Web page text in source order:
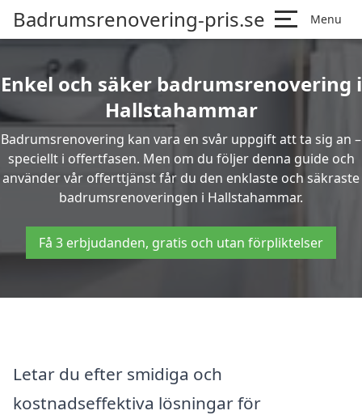
Badrumsrenovering-pris.se Menu
Enkel och säker badrumsrenovering i
Hallstahammar
Badrumsrenovering kan vara en svår uppgift att ta sig an –
speciellt i offertfasen. Men om du följer denna guide och
använder vår offerttjänst får du den enklaste och säkraste
badrumsrenoveringen i Hallstahammar.
Få 3 erbjudanden, gratis och utan förpliktelser
Letar du efter smidiga och
kostnadseffektiva lösningar för